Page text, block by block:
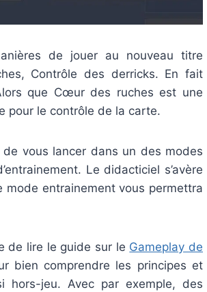
de jouer au nouveau titre
Contrôle des derricks. En fait
que Cœur des ruches est une
pour le contrôle de la carte.
vous lancer dans un des modes
Le didacticiel s’avère
entrainement vous permettra
de lire le guide sur le Gameplay de
bien comprendre les principes et
jeu. Avec par exemple, des